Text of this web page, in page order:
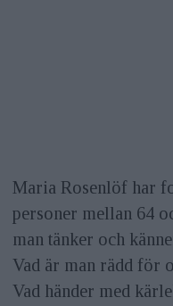
Maria Rosenlöf har
personer mellan 64
man tänker och
Vad är man rädd för
Vad händer med